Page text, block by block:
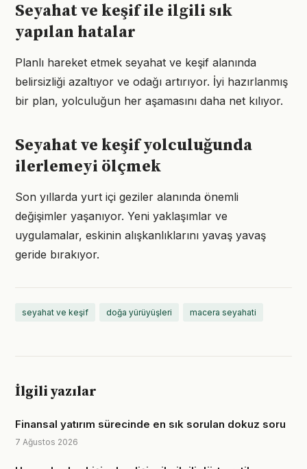
Seyahat ve keşif ile ilgili sık
yapılan hatalar
Planlı hareket etmek seyahat ve keşif alanında
belirsizliği azaltıyor ve odağı artırıyor. İyi hazırlanmış
bir plan, yolculuğun her aşamasını daha net kılıyor.
Seyahat ve keşif yolculuğunda
ilerlemeyi ölçmek
Son yıllarda yurt içi geziler alanında önemli
değişimler yaşanıyor. Yeni yaklaşımlar ve
uygulamalar, eskinin alışkanlıklarını yavaş yavaş
geride bırakıyor.
seyahat ve keşif doğa yürüyüşleri macera seyahati
İlgili yazılar
Finansal yatırım sürecinde en sık sorulan dokuz soru
7 Ağustos 2026